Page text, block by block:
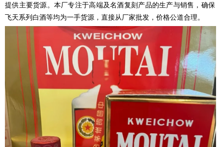
提供主要货源。本厂专注于高端及名酒复刻产品的生产与销售，确保
飞天系列白酒等均为一手货源，直接从厂家批发，价格公道合理。